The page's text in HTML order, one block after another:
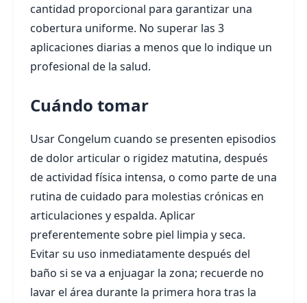
cantidad proporcional para garantizar una
cobertura uniforme. No superar las 3
aplicaciones diarias a menos que lo indique un
profesional de la salud.
Cuándo tomar
Usar Congelum cuando se presenten episodios
de dolor articular o rigidez matutina, después
de actividad física intensa, o como parte de una
rutina de cuidado para molestias crónicas en
articulaciones y espalda. Aplicar
preferentemente sobre piel limpia y seca.
Evitar su uso inmediatamente después del
baño si se va a enjuagar la zona; recuerde no
lavar el área durante la primera hora tras la